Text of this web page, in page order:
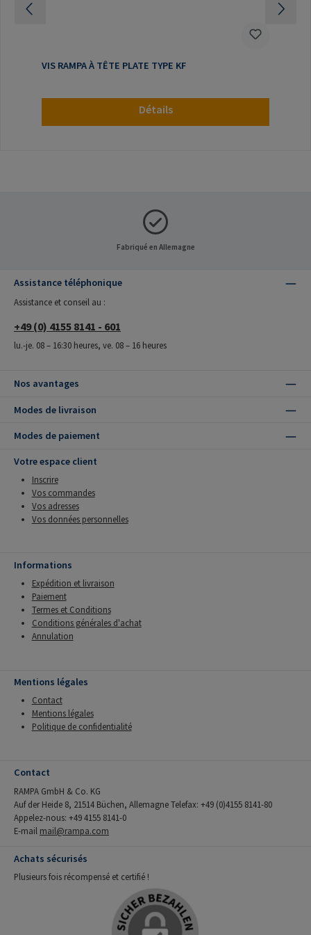
VIS RAMPA À TÊTE PLATE TYPE KF
Détails
Fabriqué en Allemagne
Assistance téléphonique
Assistance et conseil au :
+49 (0) 4155 8141 - 601
lu.-je. 08 – 16:30 heures, ve. 08 – 16 heures
Nos avantages
Modes de livraison
Modes de paiement
Votre espace client
Inscrire
Vos commandes
Vos adresses
Vos données personnelles
Informations
Expédition et livraison
Paiement
Termes et Conditions
Conditions générales d'achat
Annulation
Mentions légales
Contact
Mentions légales
Politique de confidentialité
Contact
RAMPA GmbH & Co. KG
Auf der Heide 8, 21514 Büchen, Allemagne Telefax: +49 (0)4155 8141-80
Appelez-nous: +49 4155 8141-0
E-mail mail@rampa.com
Achats sécurisés
Plusieurs fois récompensé et certifié !